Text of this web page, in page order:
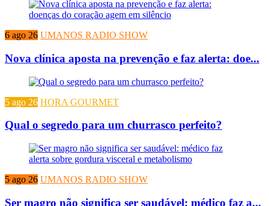
6 ago 26 UMANOS RADIO SHOW
Nova clínica aposta na prevenção e faz alerta: doe...
5 ago 26 HORA GOURMET
Qual o segredo para um churrasco perfeito?
5 ago 26 UMANOS RADIO SHOW
Ser magro não significa ser saudável: médico faz a...